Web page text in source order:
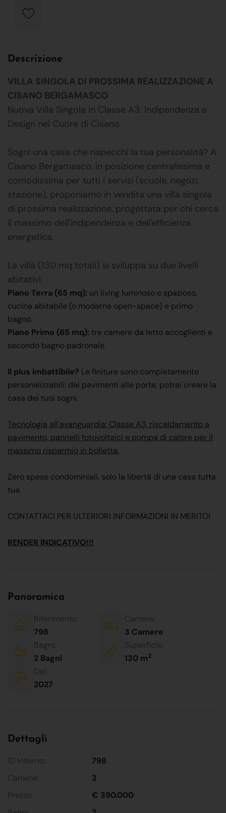
Descrizione
VILLA SINGOLA DI PROSSIMA REALIZZAZIONE A
CISANO BERGAMASCO
Nuova Villa Singola in Classe A3: Indipendenza e
Design nel Cuore di Cisano
Sogni una casa che rispecchi la tua personalità? A
Cisano Bergamasco, in posizione centralissima e
comodissima per tutti i servizi (scuole, negozi,
stazione), proponiamo in vendita una villa singola
di prossima realizzazione, progettata per chi cerca
il massimo dell'indipendenza e dell'efficienza
energetica.
La villa (130 mq totali) si sviluppa su due livelli
abitativi:
Piano Terra (65 mq): un living luminoso e spazioso,
cucina abitabile (o moderna open-space) e primo
bagno.
Piano Primo (65 mq): tre camere da letto accoglienti e
secondo bagno padronale.
Il plus imbattibile? Le finiture sono completamente
personalizzabili: dai pavimenti alle porte, potrai creare la
casa dei tuoi sogni.
Tecnologia all'avanguardia: Classe A3, riscaldamento a
pavimento, pannelli fotovoltaici e pompa di calore per il
massimo risparmio in bolletta.
Zero spese condominiali, solo la libertà di una casa tutta
tua.
CONTATTACI PER ULTERIORI INFORMAZIONI IN MERITO!
RENDER INDICATIVO!!!
Panoramica
Riferimento:
798
Camere:
3 Camere
Bagni:
2 Bagni
Superficie:
130 m2
Del:
2027
Dettagli
ID Interno:
798
Camere:
3
Prezzo:
€ 390.000